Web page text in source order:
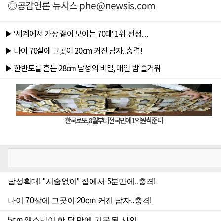
◎공감언론 뉴시스phe@newsis.com